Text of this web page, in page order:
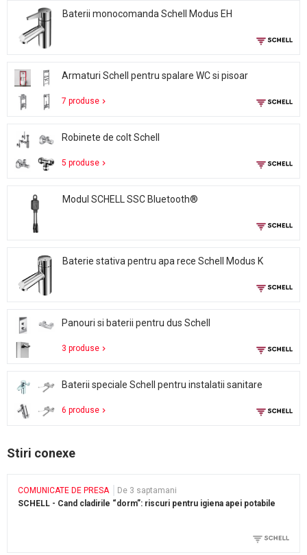
Baterii monocomanda Schell Modus EH
Armaturi Schell pentru spalare WC si pisoar
7 produse
Robinete de colt Schell
5 produse
Modul SCHELL SSC Bluetooth®
Baterie stativa pentru apa rece Schell Modus K
Panouri si baterii pentru dus Schell
3 produse
Baterii speciale Schell pentru instalatii sanitare
6 produse
Stiri conexe
COMUNICATE DE PRESA
De 3 saptamani
SCHELL - Cand cladirile “dorm”: riscuri pentru igiena apei potabile